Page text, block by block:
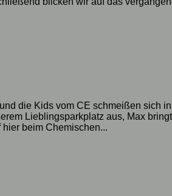
die Kids vom CE schmeißen sich
Lieblingsparkplatz aus, Max
beim Chemischen...